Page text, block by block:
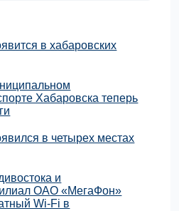
в хабаровских
Хабаровска теперь
в четырех местах
и
ОАО «МегаФон»
Wi-Fi в